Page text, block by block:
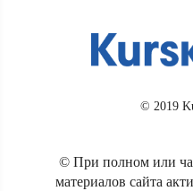
© 2019
© При полном или
материалов сайта